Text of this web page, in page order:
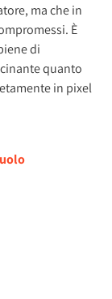
ma che in
È
di
quanto
in pixel